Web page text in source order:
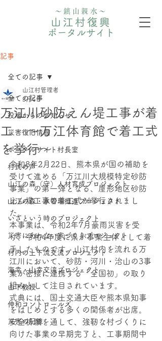
〜鎮山親水〜
山江村復興
ポータルサイト
記事
全ての記事
役場からのお知らせ
災害復旧情報
ポータルサイト村長室
村民の声
山江の森（守）人材育成プロジェクト
⼭江の森・⽔管理推進プロジェクト
いざという時のプロジェクト
災害にあわない家づくりプロジェクト
村内の上下流交流プロジェクト
海幸・⼭幸交流プロジェクト
山下教授
伸和コントロールズ
災害の記憶
全ての記事
万江川砂防えん堤工事が着
工 ～万江体育館で着工式
を挙行～
山江村管理者
3月4日
令和8年2月22日、熊本県が国の補助を
受けて進める「万江川大規模特定砂防
事業」の第一弾となる、屋形地区砂防
えん堤工事の着工式が挙行されまし
た。
本事業は、令和2年7月豪雨災害を受
け、令和4年度に県が事業主体として着
手したものです。山江村内を流れる万
江川において、砂防・河川・治山の3事
業が密接に連携する「全国初」の取り
組みとして注目されています。
式典には、国土交通大臣や熊本県知事
をはじめとする多くの関係者が出席。
安全祈願を通して、強靭な村づくりに
向けた事業の早期完了と、工事期間中